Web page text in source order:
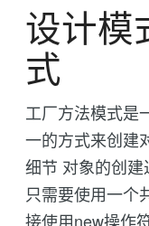
设计模
式
工厂方法模式是
一的方式来创建
细节 对象的创
只需要使用一个
接使用new操作